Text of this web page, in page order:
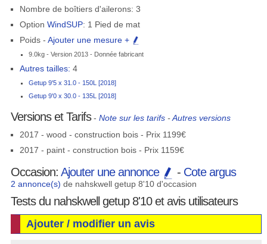
Nombre de boîtiers d'ailerons: 3
Option WindSUP: 1 Pied de mat
Poids - Ajouter une mesure +
9.0kg - Version 2013 - Donnée fabricant
Autres tailles: 4
Getup 9'5 x 31.0 - 150L [2018]
Getup 9'0 x 30.0 - 135L [2018]
Versions et Tarifs- Note sur les tarifs-Autres versions
2017 - wood - construction bois - Prix 1199€
2017 - paint - construction bois - Prix 1159€
Occasion: Ajouter une annonce - Cote argus
2 annonce(s) de nahskwell getup 8'10 d'occasion
Tests du nahskwell getup 8'10 et avis utilisateurs
Ajouter / modifier un avis